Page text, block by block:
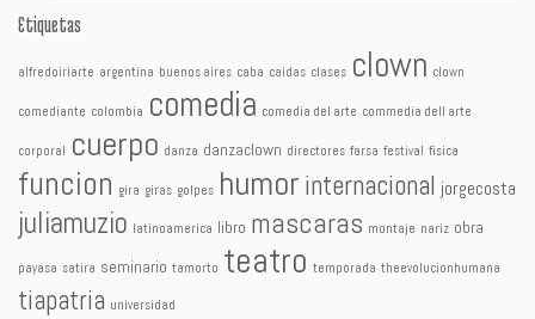
Etiquetas
alfredoiriarte argentina buenos aires caba caidas clases clown clown
comediante colombia comedia comedia del arte commedia dell arte
corporal cuerpo danza danzaclown directores farsa festival fisica
funcion gira giras golpes humor internacional jorgecosta
juliamuzio latinoamerica libro mascaras montaje nariz obra
payasa satira seminario tamorto teatro temporada theevolucionhumana
tiapatria universidad